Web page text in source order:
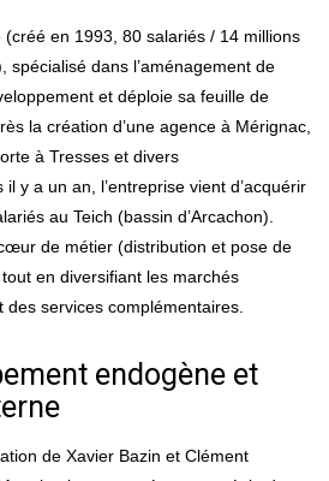
spécialisé dans l’aménagement de
et déploie sa feuille de
la création d’une agence à Mérignac,
à Tresses et divers
y a un an, l’entreprise vient d’acquérir
au Teich (bassin d’Arcachon).
de métier (distribution et pose de
en diversifiant les marchés
services complémentaires.
endogène et
de Xavier Bazin et Clément